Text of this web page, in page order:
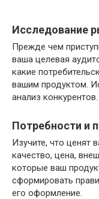
Исследование
Прежде чем
ваша целевая
какие
вашим продуктом.
анализ конкурентов.
Потребности и
Изучите, что ценят
качество, цена,
которые ваш
сформировать
его оформление.